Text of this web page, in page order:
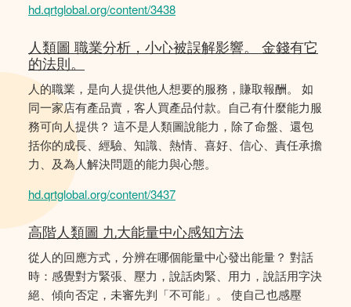
hd.qrtglobal.org/content/3438
人類圖 職業分析，小心被誤解影響。 金錢有它
的法則。
人的職業，是向人提供他人想要的服務，賺取報酬。 如
同一家店有產品賣，客人買產品付款。自己有什麼能力服
務可向人提供？ 這不是人類圖說能力，除了命盤、還包
括你的成長、經驗、知識、熱情、喜好、信心、責任承擔
力、及為人解決問題的能力與心態。
hd.qrtglobal.org/content/3437
高階人類圖 九大能量中心感知方法
從人的回應方式，分辨在哪個能量中心發出能量？ 對話
時：感覺對方緊張、壓力，說話肉緊、用力，說話用字決
絕、傾向否定，未審先判「不可能」。 使自己也感壓